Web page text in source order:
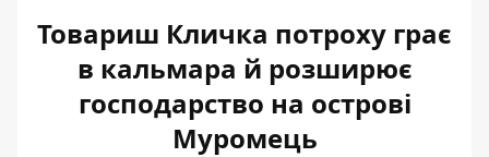
Товариш Кличка потроху грає
в кальмара й розширює
господарство на острові
Муромець